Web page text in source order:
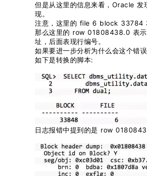
但是从这里的信息来看，Oracle
现。
注意，这里的 file 6 block 33784
那么这里的 row 01808438.0 表示
址，后面表现行编号。
如果要进一步分析为什么会这个
如下是转换的脚本:
日志报错中提到的是 row